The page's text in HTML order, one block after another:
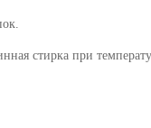
стирка при